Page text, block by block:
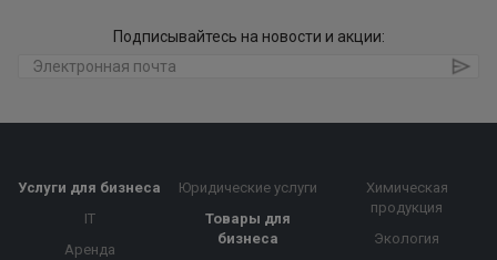
Подписывайтесь на новости и акции:
Услуги для бизнеса
IT
Аренда
Юридические услуги
Товары для
бизнеса
Химическая
продукция
Экология